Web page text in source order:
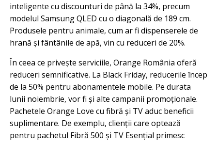
inteligente cu discounturi de până la 34%, precum
modelul Samsung QLED cu o diagonală de 189 cm.
Produsele pentru animale, cum ar fi dispenserele de
hrană și fântânile de apă, vin cu reduceri de 20%.
În ceea ce privește serviciile, Orange România oferă
reduceri semnificative. La Black Friday, reducerile încep
de la 50% pentru abonamentele mobile. Pe durata
lunii noiembrie, vor fi și alte campanii promoționale.
Pachetele Orange Love cu fibră și TV aduc beneficii
suplimentare. De exemplu, clienții care optează
pentru pachetul Fibră 500 și TV Esențial primesc